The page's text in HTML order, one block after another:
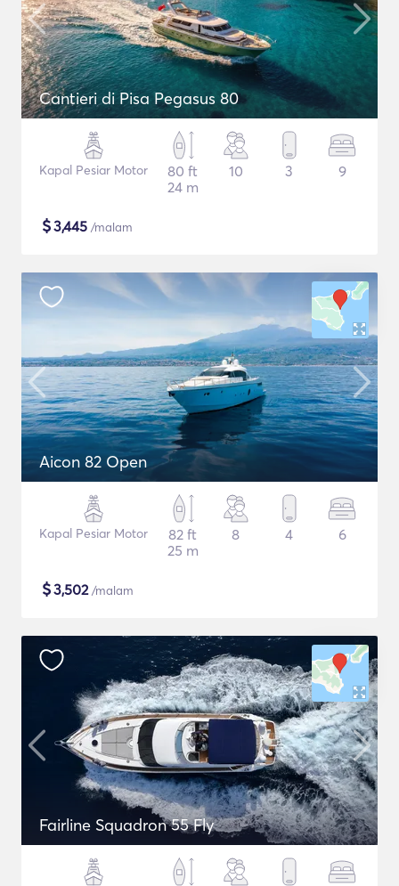
Cantieri di Pisa Pegasus 80
Kapal Pesiar Motor
80 ft
24 m
10 3 9
$3,445 /malam
Aicon 82 Open
Kapal Pesiar Motor
82 ft
25 m
8 4 6
$3,502/malam
Fairline Squadron 55 Fly